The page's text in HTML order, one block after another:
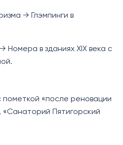
→ Глэмпинги в
Номера в зданиях XIX века с
«после реновации
Пятигорский